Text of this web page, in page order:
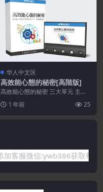
华人中文区
高效能心態的秘密[高階版]
高效能心態的秘密 三大單元 主課
（價值NT$ 30...
1 年前 25
服微信:ywb386获取帮助！